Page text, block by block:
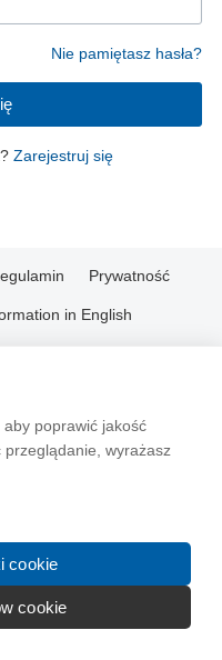
poprawić jakość
wyrażasz
cookie
cookie
Nie pamiętasz hasła?
Zarejestruj się
Prywatność
in English